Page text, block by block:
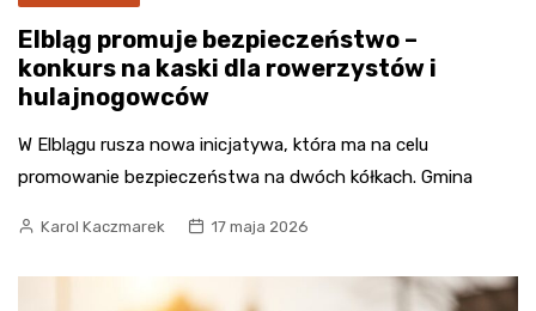
Elbląg promuje bezpieczeństwo –
konkurs na kaski dla rowerzystów i
hulajnogowców
W Elblągu rusza nowa inicjatywa, która ma na celu
promowanie bezpieczeństwa na dwóch kółkach. Gmina
Karol Kaczmarek 17 maja 2026